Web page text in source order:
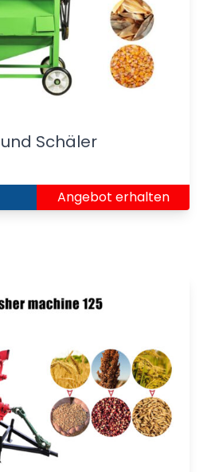
Schäler
Angebot erhalten